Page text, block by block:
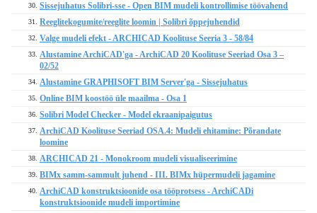
30. Sissejuhatus Solibri-sse - Open BIM mudeli kontrollimise töövahend
31. Reeglitekogumite/reeglite loomin | Solibri õppejuhendid
32. Valge mudeli efekt - ARCHICAD Koolituse Seeria 3 - 58/84
33. Alustamine ArchiCAD'ga - ArchiCAD 20 Koolituse Seeriad Osa 3 –
02/52
34. Alustamine GRAPHISOFT BIM Server'ga - Sissejuhatus
35. Online BIM koostöö üle maailma - Osa 1
36. Solibri Model Checker - Model ekraanipaigutus
37. ArchiCAD Koolituse Seeriad OSA.4: Mudeli ehitamine: Põrandate
loomine
38. ARCHICAD 21 - Monokroom mudeli visualiseerimine
39. BIMx samm-sammult juhend - III. BIMx hüpermudeli jagamine
40. ArchiCAD konstruktsioonide osa tööprotsess - ArchiCADi
konstruktsioonide mudeli importimine